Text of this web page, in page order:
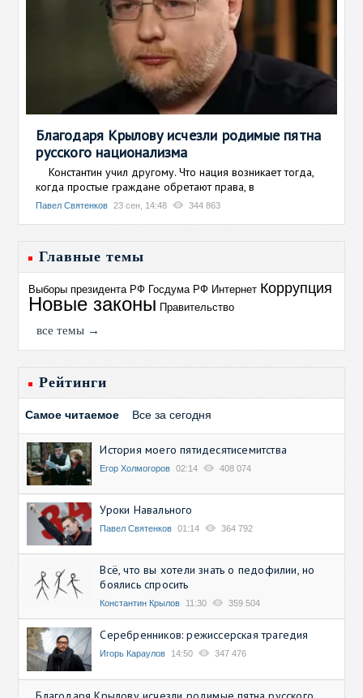
Благодаря Крылову исчезли родимые пятна
русского национализма
Константин учил другому. Что нация возникает тогда,
когда простые граждане обретают права, в
Павел Святенков 23 сен, 14:48 344 863
Главные темы
Выборы президента РФ Госдума РФ Интернет Коррупция
Новые законы Правительство
все темы →
Рейтинги
Самое читаемое Все за сегодня
История моего пятидесятисемитства
Егор Холмогоров 02:14 408 074
Уроки Навального
Павел Святенков 01:14 364 792
Всё, что вы хотели знать о педофилии, но
боялись спросить
Константин Крылов 11:30 359 504
Серебренников: режиссерская трагедия
Игорь Караулов 14:50 347 476